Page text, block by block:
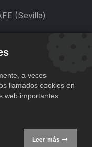
(Sevilla)
a veces
llamados cookies en
web importantes
Leer más